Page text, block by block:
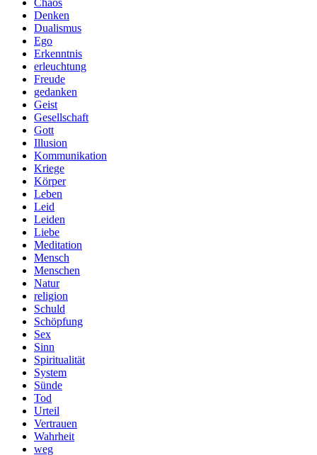
Denken
Dualismus
Ego
Erkenntnis
erleuchtung
Freude
gedanken
Geist
Gesellschaft
Gott
Illusion
Kommunikation
Kriege
Körper
Leben
Leid
Leiden
Liebe
Meditation
Mensch
Menschen
Natur
religion
Schuld
Schöpfung
Sex
Sinn
Spiritualität
System
Sünde
Tod
Urteil
Vertrauen
Wahrheit
weg